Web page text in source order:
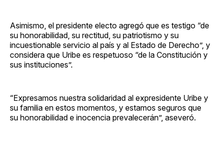
Asimismo, el presidente electo agregó que es testigo “de
su honorabilidad, su rectitud, su patriotismo y su
incuestionable servicio al país y al Estado de Derecho”, y
considera que Uribe es respetuoso “de la Constitución y
sus instituciones”.
“Expresamos nuestra solidaridad al expresidente Uribe y
su familia en estos momentos, y estamos seguros que
su honorabilidad e inocencia prevalecerán”, aseveró.